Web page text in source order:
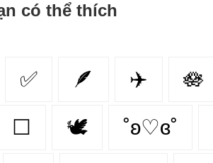
có thể thích
✅ 🪶 ✈️ 🪷
☐ 🕊️ ˚ʚ♡ɞ˚